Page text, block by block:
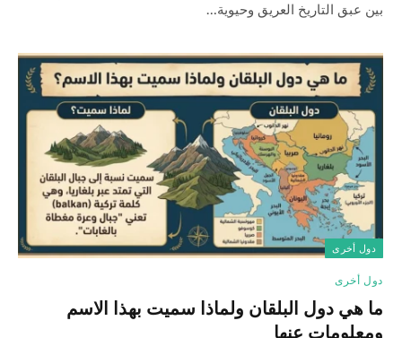
بين عبق التاريخ العريق وحيوية…
دول أخرى
دول أخرى
ما هي دول البلقان ولماذا سميت بهذا الاسم
ومعلومات عنها